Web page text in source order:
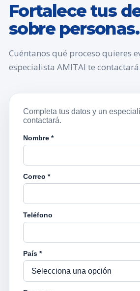
Fortalece tus
sobre personas.
Cuéntanos qué proceso quieres
especialista AMITAI te contactará.